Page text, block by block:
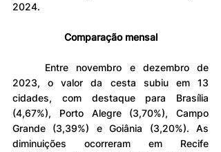
2024.
Comparação mensal
2023, o valor da cesta subiu em 13
cidades, com destaque para Brasília
(4,67%), Porto Alegre (3,70%), Campo
Grande (3,39%) e Goiânia (3,20%). As
diminuições ocorreram em Recife